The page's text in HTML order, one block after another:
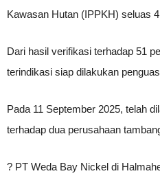
Kawasan Hutan (IPPKH) seluas
Dari hasil verifikasi terhadap 51
terindikasi siap dilakukan
Pada 11 September 2025, telah
terhadap dua perusahaan
? PT Weda Bay Nickel di